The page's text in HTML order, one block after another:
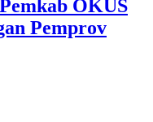
OKUS
Pemprov